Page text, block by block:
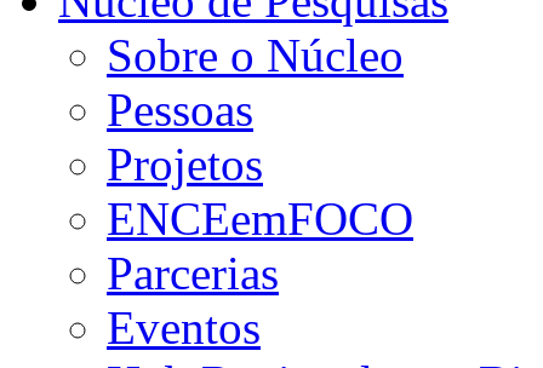
Sobre o Núcleo
Pessoas
Projetos
ENCEemFOCO
Parcerias
Eventos